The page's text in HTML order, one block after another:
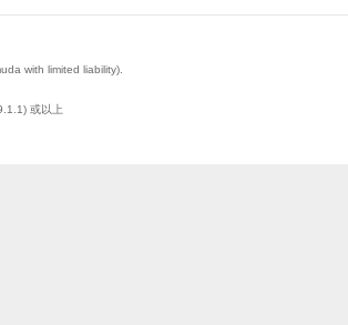
with limited liability).
或以上